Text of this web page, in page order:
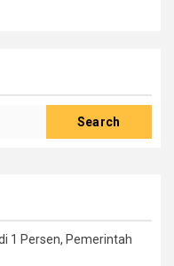
Search
1 Persen, Pemerintah